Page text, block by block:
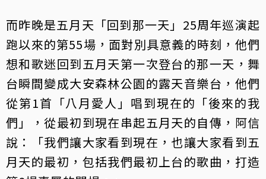
而昨晚是五月天「回到那一天」25周年巡演起
跑以來的第55場，面對別具意義的時刻，他們
想和歌迷回到五月天第一次登台的那一天，舞
台瞬間變成大安森林公園的露天音樂台，他們
從第1首「八月愛人」唱到現在的「後來的我
們」，從最初到現在串起五月天的自傳，阿信
說：「我們讓大家看到現在，也讓大家看到五
月天的最初，包括我們最初上台的歌曲，打造